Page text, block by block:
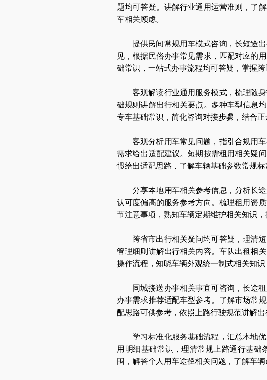
题均可答疑。讲解行业通用运营准则，了
车相关顾虑。
提供民间常规用车模式咨询，长短途
见，根据民俗办事常见需求，匹配对应的
础常识，一站式办事流程均可答疑，掌握
客观解读行业通用服务模式，梳理随
础规则讲解出行相关要点。多种车型信息
专车基础常识，简化咨询对接步骤，结合正
客观分析用车常见问题，指引合规用
需求给出适配建议。短期按需租用相关疑
惯给出适配思路，了解车辆基础参数常规标
分享本地用车相关参考信息，分析长
认可度偏高的服务参考方向。梳理租用资
节注意事项，熟知车辆定期维护相关知识
跨省市出行相关疑问均可答疑，理清
管理细则讲解出行相关内容。车队出租相
操作流程，知晓车辆外观统一制式相关知识
同城接送办事相关事宜可咨询，长途
办事需求推荐适配车型参考。了解市场常
配思路可供参考，依照上路行驶规范讲解出
学习标准化服务基础流程，汇总本地
用明细基础常识，理清常规上路通行基
围，解答个人用车途径相关问题，了解车